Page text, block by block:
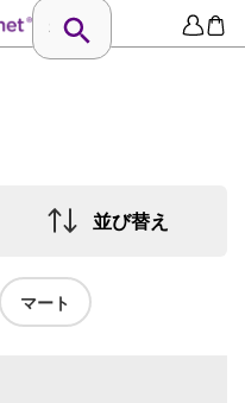
並び替え
マート